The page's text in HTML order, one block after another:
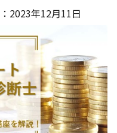
2023年12月11日